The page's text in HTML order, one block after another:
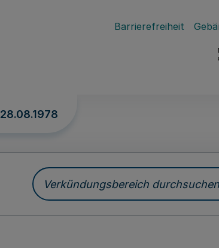
Barrierefreiheit
28.08.1978
Verkündungsbereich durchsuchen